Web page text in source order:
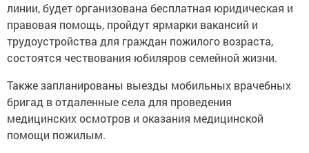
линии, будет организована бесплатная юридическая и
правовая помощь, пройдут ярмарки вакансий и
трудоустройства для граждан пожилого возраста,
состоятся чествования юбиляров семейной жизни.
Также запланированы выезды мобильных врачебных
бригад в отдаленные села для проведения
медицинских осмотров и оказания медицинской
помощи пожилым.